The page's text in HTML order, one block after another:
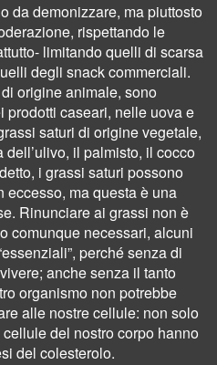
da demonizzare, ma piuttosto
rispettando le
limitando quelli di scarsa
degli snack commerciali.
origine animale, sono
prodotti caseari, nelle uova e
saturi di origine vegetale,
il palmisto, il cocco
i grassi saturi possono
eccesso, ma questa è una
Rinunciare ai grassi non è
comunque necessari, alcuni
perché senza di
anche senza il tanto
organismo non potrebbe
alle nostre cellule: non solo
del nostro corpo hanno
del colesterolo.